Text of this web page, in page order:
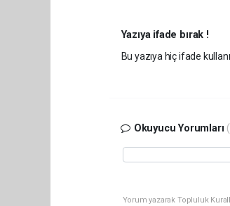
Yazıya ifade bırak !
Bu yazıya hiç ifade
Okuyucu Yorumları
Yorum yazarak Topluluk